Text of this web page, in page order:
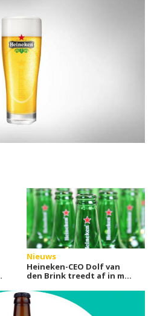
Nieuws
Heineken-CEO Dolf van
den Brink treedt af in mei